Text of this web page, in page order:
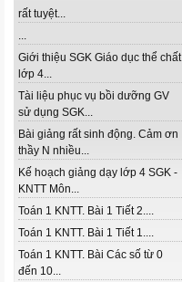
rất tuyệt...
...
Giới thiệu SGK Giáo dục thể chất
lớp 4...
Tài liệu phục vụ bồi dưỡng GV
sử dụng SGK...
Bài giảng rất sinh động. Cảm ơn
thầy N nhiều...
Kế hoạch giảng dạy lớp 4 SGK -
KNTT Môn...
Toán 1 KNTT. Bài 1 Tiết 2....
Toán 1 KNTT. Bài 1 Tiết 1....
Toán 1 KNTT. Bài Các số từ 0
đến 10...